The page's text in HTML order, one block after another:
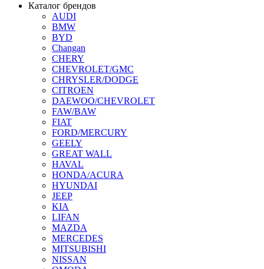
Каталог брендов
AUDI
BMW
BYD
Changan
CHERY
CHEVROLET/GMC
CHRYSLER/DODGE
CITROEN
DAEWOO/CHEVROLET
FAW/BAW
FIAT
FORD/MERCURY
GEELY
GREAT WALL
HAVAL
HONDA/ACURA
HYUNDAI
JEEP
KIA
LIFAN
MAZDA
MERCEDES
MITSUBISHI
NISSAN